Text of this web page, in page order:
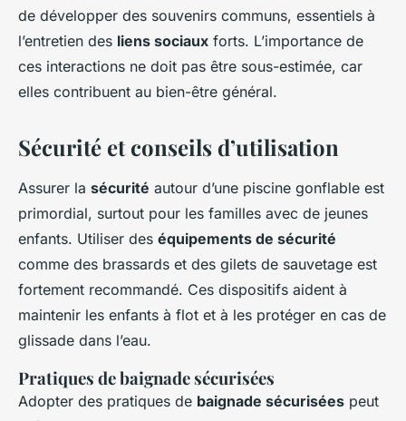
de développer des souvenirs communs, essentiels à
l’entretien des liens sociaux forts. L’importance de
ces interactions ne doit pas être sous-estimée, car
elles contribuent au bien-être général.
Sécurité et conseils d’utilisation
Assurer la sécurité autour d’une piscine gonflable est
primordial, surtout pour les familles avec de jeunes
enfants. Utiliser des équipements de sécurité
comme des brassards et des gilets de sauvetage est
fortement recommandé. Ces dispositifs aident à
maintenir les enfants à flot et à les protéger en cas de
glissade dans l’eau.
Pratiques de baignade sécurisées
Adopter des pratiques de baignade sécurisées peut